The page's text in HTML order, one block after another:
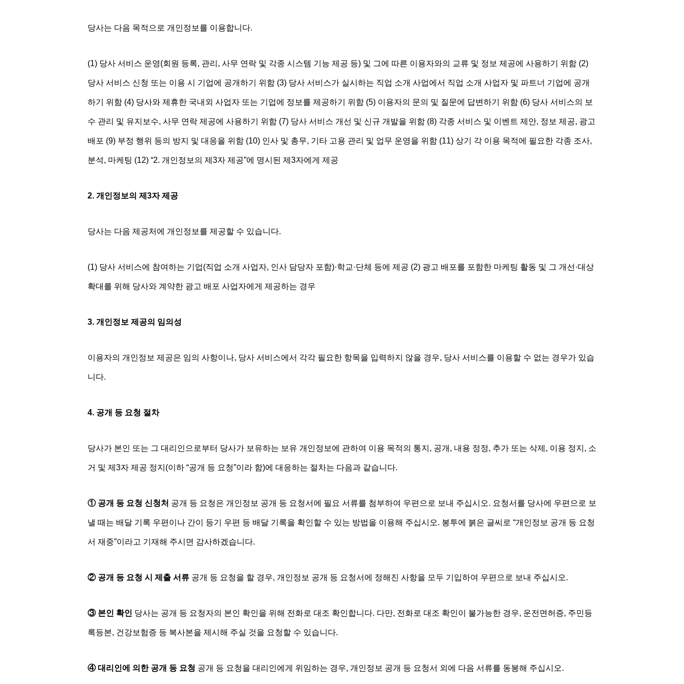
당사는 다음 목적으로 개인정보를 이용합니다.
(1) 당사 서비스 운영(회원 등록, 관리, 사무 연락 및 각종 시스템 기능 제공 등) 및 그에 따른 이용자와의 교류 및 정보 제공에 사용하기 위함 (2)
당사 서비스 신청 또는 이용 시 기업에 공개하기 위함 (3) 당사 서비스가 실시하는 직업 소개 사업에서 직업 소개 사업자 및 파트너 기업에 공개
하기 위함 (4) 당사와 제휴한 국내외 사업자 또는 기업에 정보를 제공하기 위함 (5) 이용자의 문의 및 질문에 답변하기 위함 (6) 당사 서비스의 보
수 관리 및 유지보수, 사무 연락 제공에 사용하기 위함 (7) 당사 서비스 개선 및 신규 개발을 위함 (8) 각종 서비스 및 이벤트 제안, 정보 제공, 광고
배포 (9) 부정 행위 등의 방지 및 대응을 위함 (10) 인사 및 총무, 기타 고용 관리 및 업무 운영을 위함 (11) 상기 각 이용 목적에 필요한 각종 조사,
분석, 마케팅 (12) “2. 개인정보의 제3자 제공”에 명시된 제3자에게 제공
2. 개인정보의 제3자 제공
당사는 다음 제공처에 개인정보를 제공할 수 있습니다.
(1) 당사 서비스에 참여하는 기업(직업 소개 사업자, 인사 담당자 포함)·학교·단체 등에 제공 (2) 광고 배포를 포함한 마케팅 활동 및 그 개선·대상
확대를 위해 당사와 계약한 광고 배포 사업자에게 제공하는 경우
3. 개인정보 제공의 임의성
이용자의 개인정보 제공은 임의 사항이나, 당사 서비스에서 각각 필요한 항목을 입력하지 않을 경우, 당사 서비스를 이용할 수 없는 경우가 있습
니다.
4. 공개 등 요청 절차
당사가 본인 또는 그 대리인으로부터 당사가 보유하는 보유 개인정보에 관하여 이용 목적의 통지, 공개, 내용 정정, 추가 또는 삭제, 이용 정지, 소
거 및 제3자 제공 정지(이하 “공개 등 요청”이라 함)에 대응하는 절차는 다음과 같습니다.
① 공개 등 요청 신청처 공개 등 요청은 개인정보 공개 등 요청서에 필요 서류를 첨부하여 우편으로 보내 주십시오. 요청서를 당사에 우편으로 보
낼 때는 배달 기록 우편이나 간이 등기 우편 등 배달 기록을 확인할 수 있는 방법을 이용해 주십시오. 봉투에 붉은 글씨로 “개인정보 공개 등 요청
서 재중”이라고 기재해 주시면 감사하겠습니다.
② 공개 등 요청 시 제출 서류 공개 등 요청을 할 경우, 개인정보 공개 등 요청서에 정해진 사항을 모두 기입하여 우편으로 보내 주십시오.
③ 본인 확인 당사는 공개 등 요청자의 본인 확인을 위해 전화로 대조 확인합니다. 다만, 전화로 대조 확인이 불가능한 경우, 운전면허증, 주민등
록등본, 건강보험증 등 복사본을 제시해 주실 것을 요청할 수 있습니다.
④ 대리인에 의한 공개 등 요청 공개 등 요청을 대리인에게 위임하는 경우, 개인정보 공개 등 요청서 외에 다음 서류를 동봉해 주십시오.